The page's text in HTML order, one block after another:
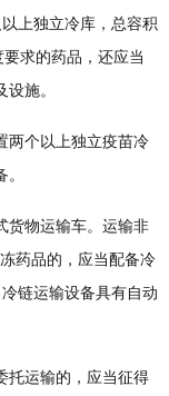
上独立冷库，总容积
求的药品，还应当
施。
个以上独立疫苗冷
物运输车。运输非
药品的，应当配备冷
链运输设备具有自动
运输的，应当征得